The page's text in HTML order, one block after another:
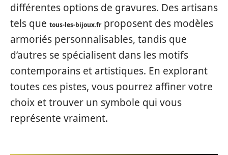
différentes options de gravures. Des artisans
tels que tous-les-bijoux.frproposent des modèles
armoriés personnalisables, tandis que
d’autres se spécialisent dans les motifs
contemporains et artistiques. En explorant
toutes ces pistes, vous pourrez affiner votre
choix et trouver un symbole qui vous
représente vraiment.